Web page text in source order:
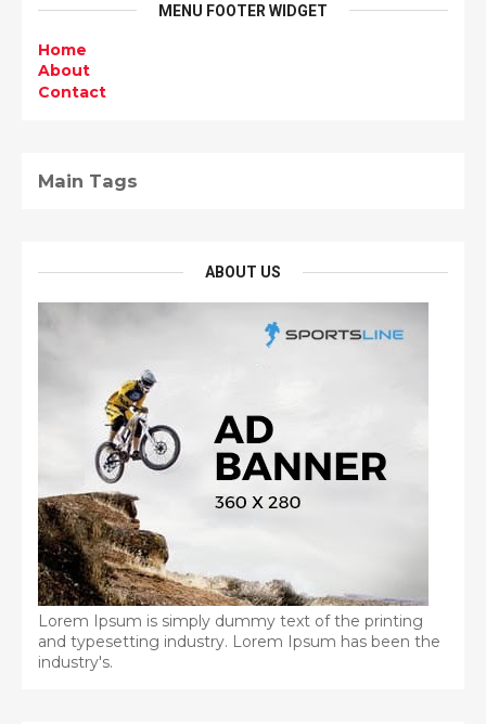
MENU FOOTER WIDGET
Home
About
Contact
Main Tags
ABOUT US
Lorem Ipsum is simply dummy text of the printing
and typesetting industry. Lorem Ipsum has been the
industry's.